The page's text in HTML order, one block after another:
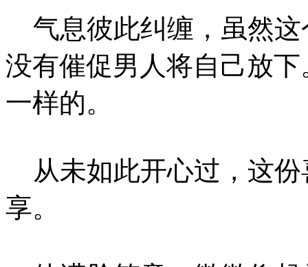
气息彼此纠缠，虽然这
没有催促男人将自己放
一样的。
从未如此开心过，这份
享。